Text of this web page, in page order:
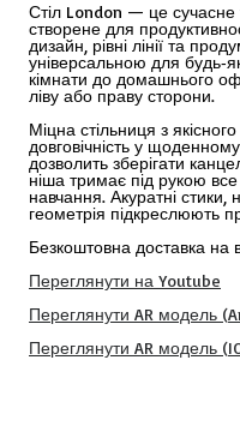
Стіл London — це сучасне
створене для
дизайн, рівні лінії та
універсальною для
кімнати до домашнього
ліву або праву сторони.
Міцна стільниця з
довговічність у
дозволить зберігати
ніша тримає під рукою
навчання. Акуратні стики,
геометрія підкреслюють
Безкоштовна доставка на
Переглянути на Youtube
Переглянути AR модель
Переглянути AR модель